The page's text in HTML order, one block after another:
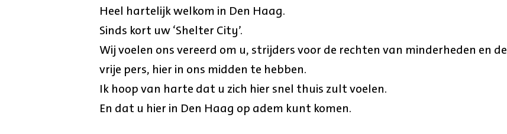
Heel hartelijk welkom in Den Haag.
Sinds kort uw ‘Shelter City’.
Wij voelen ons vereerd om u, strijders voor de rechten van minderheden en de
vrije pers, hier in ons midden te hebben.
Ik hoop van harte dat u zich hier snel thuis zult voelen.
En dat u hier in Den Haag op adem kunt komen.